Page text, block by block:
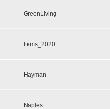
GreenLiving
Items_2020
Hayman
Naples